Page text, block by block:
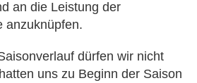
an die Leistung der
anzuknüpfen.
dürfen wir nicht
uns zu Beginn der Saison